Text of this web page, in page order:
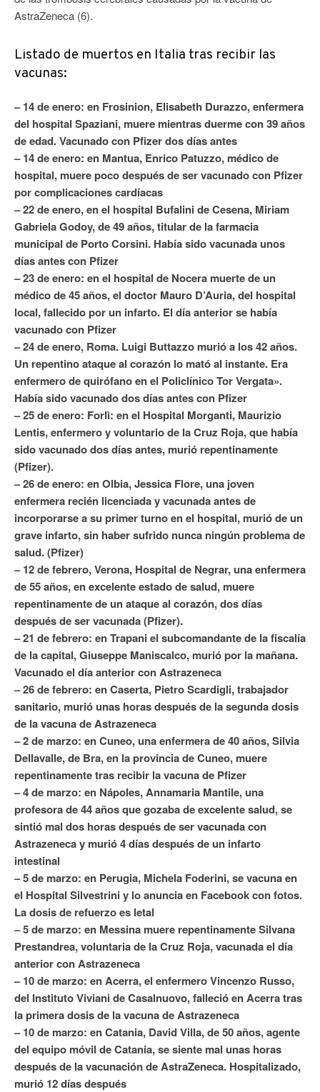
AstraZeneca (6).
Listado de muertos en Italia tras recibir las
vacunas:
– 14 de enero: en Frosinion, Elisabeth Durazzo, enfermera
del hospital Spaziani, muere mientras duerme con 39 años
de edad. Vacunado con Pfizer dos días antes
– 14 de enero: en Mantua, Enrico Patuzzo, médico de
hospital, muere poco después de ser vacunado con Pfizer
por complicaciones cardíacas
– 22 de enero, en el hospital Bufalini de Cesena, Miriam
Gabriela Godoy, de 49 años, titular de la farmacia
municipal de Porto Corsini. Había sido vacunada unos
días antes con Pfizer
– 23 de enero: en el hospital de Nocera muerte de un
médico de 45 años, el doctor Mauro D’Auria, del hospital
local, fallecido por un infarto. El día anterior se había
vacunado con Pfizer
– 24 de enero, Roma. Luigi Buttazzo murió a los 42 años.
Un repentino ataque al corazón lo mató al instante. Era
enfermero de quirófano en el Policlínico Tor Vergata».
Había sido vacunado dos días antes con Pfizer
– 25 de enero: Forlì: en el Hospital Morganti, Maurizio
Lentis, enfermero y voluntario de la Cruz Roja, que había
sido vacunado dos días antes, murió repentinamente
(Pfizer).
– 26 de enero: en Olbia, Jessica Flore, una joven
enfermera recién licenciada y vacunada antes de
incorporarse a su primer turno en el hospital, murió de un
grave infarto, sin haber sufrido nunca ningún problema de
salud. (Pfizer)
– 12 de febrero, Verona, Hospital de Negrar, una enfermera
de 55 años, en excelente estado de salud, muere
repentinamente de un ataque al corazón, dos días
después de ser vacunada (Pfizer).
– 21 de febrero: en Trapani el subcomandante de la fiscalía
de la capital, Giuseppe Maniscalco, murió por la mañana.
Vacunado el día anterior con Astrazeneca
– 26 de febrero: en Caserta, Pietro Scardigli, trabajador
sanitario, murió unas horas después de la segunda dosis
de la vacuna de Astrazeneca
– 2 de marzo: en Cuneo, una enfermera de 40 años, Silvia
Dellavalle, de Bra, en la provincia de Cuneo, muere
repentinamente tras recibir la vacuna de Pfizer
– 4 de marzo: en Nápoles, Annamaria Mantile, una
profesora de 44 años que gozaba de excelente salud, se
sintió mal dos horas después de ser vacunada con
Astrazeneca y murió 4 días después de un infarto
intestinal
– 5 de marzo: en Perugia, Michela Foderini, se vacuna en
el Hospital Silvestrini y lo anuncia en Facebook con fotos.
La dosis de refuerzo es letal
– 5 de marzo: en Messina muere repentinamente Silvana
Prestandrea, voluntaria de la Cruz Roja, vacunada el día
anterior con Astrazeneca
– 10 de marzo: en Acerra, el enfermero Vincenzo Russo,
del Instituto Viviani de Casalnuovo, falleció en Acerra tras
la primera dosis de la vacuna de Astrazeneca
– 10 de marzo: en Catania, David Villa, de 50 años, agente
del equipo móvil de Catania, se siente mal unas horas
después de la vacunación de AstraZeneca. Hospitalizado,
murió 12 días después